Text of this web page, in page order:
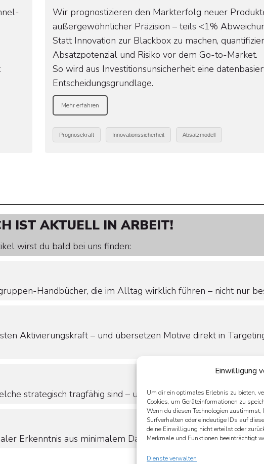
Einwilligung
Um dir ein optimales Erlebnis zu bieten,
Cookies, um Geräteinformationen zu
Wenn du diesen Technologien
Surfverhalten oder eindeutige IDs auf
deine Einwilligung nicht erteilst oder
Merkmale und Funktionen beeinträchtigt
Dienste verwalten
Wir prognostizieren den Markterfolg neuer
außergewöhnlicher Präzision – teils <1%
Statt Innovation zur Blackbox zu machen,
Absatzpotenzial und Risiko vor dem Go-to-Market.
So wird aus Investitionsunsicherheit eine
Entscheidungsgrundlage.
Mehr erfahren
Prognosekraft Innovationssicherheit Absatzmodell
IST AKTUELL IN ARBEIT!
wirst du bald bei uns finden:
Handbücher, die im Alltag wirklich führen – nicht nur
Aktivierungskraft – und übersetzen Motive direkt in
strategisch tragfähig sind – und welche Du getrost
Erkenntnis aus minimalem Dateneinsatz.